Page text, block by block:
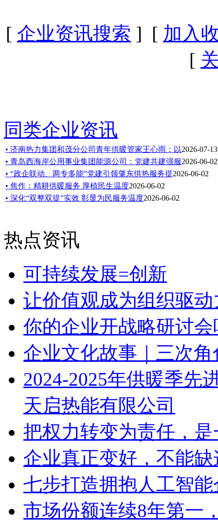
[ 企业资讯搜索 ] [ 加入
[
同类企业资讯
• 济南热力集团和茂分公司青年供暖管家王心雨：以2026-07-13
• 青岛西海岸公用事业集团能源公司：党建共建强服2026-06-02
• “政企联动、两专多能”党建引领肇东供热服务提2026-06-02
• 焦作：精耕供暖服务 厚植民生温度2026-06-02
• 深化“双整双提”实效 彰显为民服务温度2026-06-02
热点资讯
可持续发展=创新
让价值观成为组织驱动
你的企业开战略研讨会
企业文化故事｜三次角
2024-2025年供暖季
天启热能有限公司
把权力转变为责任，
企业真正变好，不能
七步打造拥抱人工智
市场份额连续8年第一